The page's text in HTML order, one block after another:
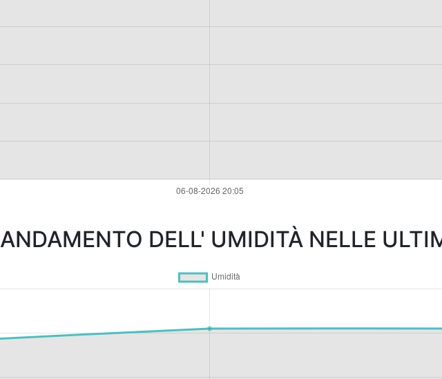
ANDAMENTO DELL' UMIDITÀ NELLE